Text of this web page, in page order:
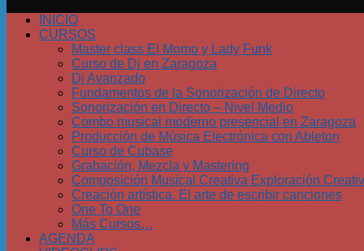
INICIO
CURSOS
Master class El Momo y Lady Funk
Curso de Dj en Zaragoza
Dj Avanzado
Fundamentos de la Sonorización de Directo
Sonorización en Directo – Nivel Medio
Combo musical moderno presencial en Zaragoza
Producción de Música Electrónica con Ableton
Curso de Cubase
Grabación, Mezcla y Mastering
Composición Musical Creativa Exploración
Creación artística. El arte de escribir canciones
One To One
Más Cursos…
AGENDA